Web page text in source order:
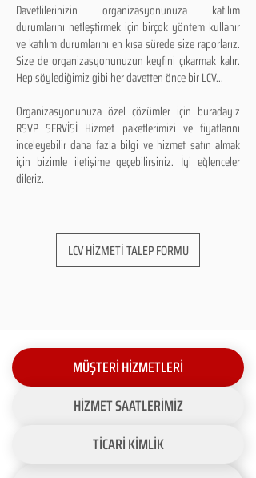
Davetlilerinizin organizasyonunuza katılım
durumlarını netleştirmek için birçok yöntem kullanır
ve katılım durumlarını en kısa sürede size raporlarız.
Size de organizasyonunuzun keyfini çıkarmak kalır.
Hep söylediğimiz gibi her davetten önce bir LCV...
Organizasyonunuza özel çözümler için buradayız
RSVP SERVİSİ Hizmet paketlerimizi ve fiyatlarını
inceleyebilir daha fazla bilgi ve hizmet satın almak
için bizimle iletişime geçebilirsiniz. İyi eğlenceler
dileriz.
LCV HİZMETİ TALEP FORMU
MÜŞTERİ HİZMETLERİ
HİZMET SAATLERİMİZ
TİCARİ KİMLİK